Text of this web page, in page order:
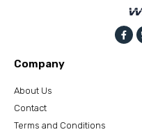
Company
About Us
Contact
Terms and Conditions